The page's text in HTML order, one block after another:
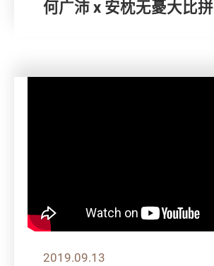
何广沛 x 安枕无憂大比拼
2019.09.13